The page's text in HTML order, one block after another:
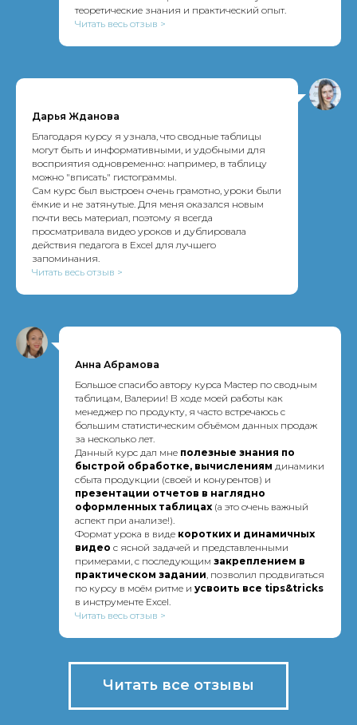
теоретические знания и практический опыт.
Читать весь отзыв >
Дарья Жданова
Благодаря курсу я узнала, что сводные таблицы
могут быть и информативными, и удобными для
восприятия одновременно: например, в таблицу
можно "вписать" гистограммы.
Сам курс был выстроен очень грамотно, уроки были
ёмкие и не затянутые. Для меня оказался новым
почти весь материал, поэтому я всегда
просматривала видео уроков и дублировала
действия педагога в Excel для лучшего
запоминания.
Читать весь отзыв >
Анна Абрамова
Большое спасибо автору курса Мастер по сводным
таблицам, Валерии! В ходе моей работы как
менеджер по продукту, я часто встречаюсь с
большим статистическим объёмом данных продаж
за несколько лет.
Данный курс дал мне полезные знания по
быстрой обработке, вычислениям динамики
сбыта продукции (своей и конурентов) и
презентации отчетов в наглядно
оформленных таблицах (а это очень важный
аспект при анализе!).
Формат урока в виде коротких и динамичных
видео с ясной задачей и представленными
примерами, с последующим закреплением в
практическом задании , позволил продвигаться
по курсу в моём ритме и усвоить все tips&tricks
в инструменте Excel.
Читать весь отзыв >
Читать все отзывы